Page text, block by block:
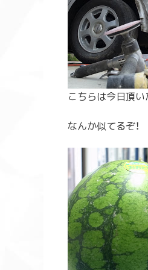
こちらは今日頂
なんか似てるぞ！